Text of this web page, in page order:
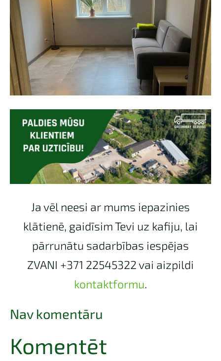
Ja vēl neesi ar mums iepazinies
klātienē, gaidīsim Tevi uz kafiju, lai
pārrunātu sadarbības iespējas
ZVANI +371 22545322 vai aizpildi
kontaktformu.
Nav komentāru
Komentēt